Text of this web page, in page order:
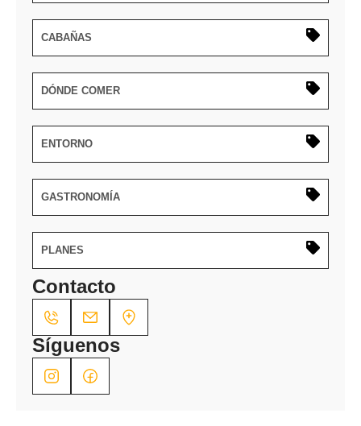
CABAÑAS
DÓNDE COMER
ENTORNO
GASTRONOMÍA
PLANES
Contacto
Síguenos